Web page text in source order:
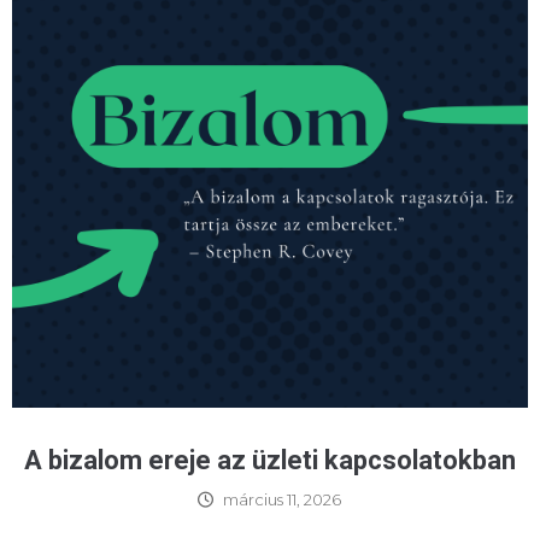
A bizalom ereje az üzleti kapcsolatokban
március 11, 2026